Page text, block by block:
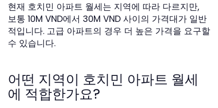
현재 호치민 아파트 월세는 지역에 따라 다르지만,
보통 10M VND에서 30M VND 사이의 가격대가 일반
적입니다. 고급 아파트의 경우 더 높은 가격을 요구할
수 있습니다.
어떤 지역이 호치민 아파트 월세
에 적합한가요?